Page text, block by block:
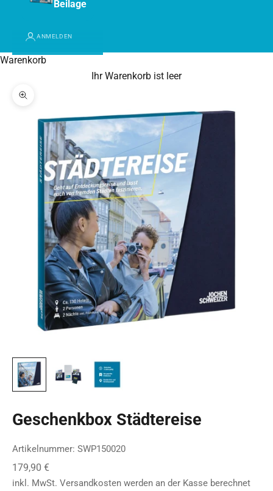
Beilage
ANMELDEN
Warenkorb
Ihr Warenkorb ist leer
Bild vergrößern
Geschenkbox Städtereise
Artikelnummer: SWP150020
Angebot
179,90 €
inkl. MwSt. Versandkosten werden an der Kasse berechnet